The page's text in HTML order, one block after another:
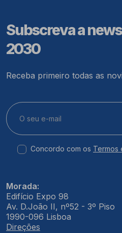
Subscreva a
2030
Receba primeiro todas as
Concordo com os Termos
Morada:
Edifício Expo 98
Av. D.João II, nº52 - 3º Piso
1990-096 Lisboa
Direções